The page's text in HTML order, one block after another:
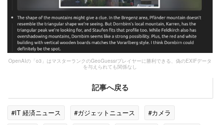
OpenAIの「o3」はマスターランクのGeoGuessrプレイヤーに勝利できる、偽のEXIFデータ
を与えられても関係なし
記事へ戻る
#IT 経済ニュース #ガジェットニュース
#カメラ